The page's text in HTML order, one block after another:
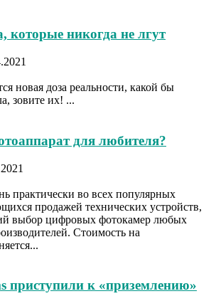
которые никогда не лгут
новая доза реальности, какой бы
зовите их! ...
для любителя?
практически во всех популярных
продажей технических устройств,
выбор цифровых фотокамер любых
Стоимость на
приступили к «приземлению»